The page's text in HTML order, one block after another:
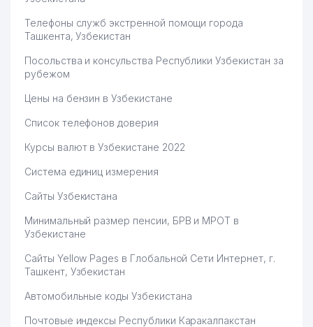
Телефоны служб экстренной помощи города
Ташкента, Узбекистан
Посольства и консульства Республики Узбекистан за
рубежом
Цены на бензин в Узбекистане
Список телефонов доверия
Курсы валют в Узбекистане 2022
Система единиц измерения
Сайты Узбекистана
Минимальный размер пенсии, БРВ и МРОТ в
Узбекистане
Сайты Yellow Pages в Глобальной Сети Интернет, г.
Ташкент, Узбекистан
Автомобильные коды Узбекистана
Почтовые индексы Республики Каракалпакстан